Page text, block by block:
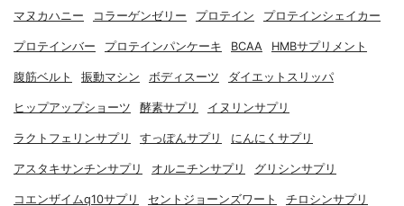
マヌカハニー コラーゲンゼリー プロテイン プロテインシェイカー
プロテインバー プロテインパンケーキ BCAA HMBサプリメント
腹筋ベルト 振動マシン ボディスーツ ダイエットスリッパ
ヒップアップショーツ 酵素サプリ イヌリンサプリ
ラクトフェリンサプリ すっぽんサプリ にんにくサプリ
アスタキサンチンサプリ オルニチンサプリ グリシンサプリ
コエンザイムq10サプリ セントジョーンズワート チロシンサプリ